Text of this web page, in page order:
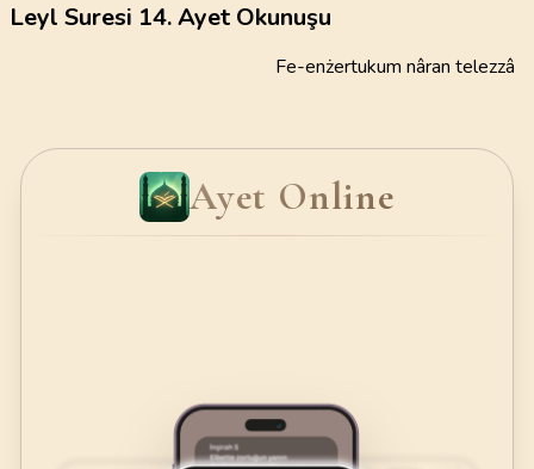
Leyl Suresi 14. Ayet Okunuşu
Fe-enżertukum nâran telezzâ
Ayet Online